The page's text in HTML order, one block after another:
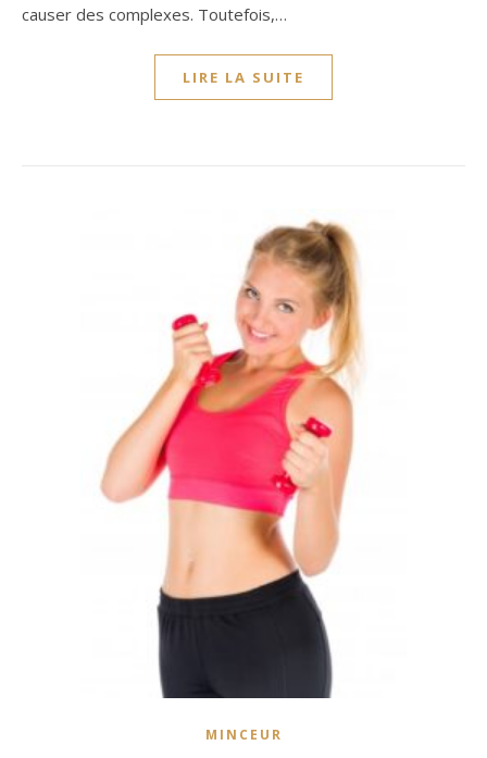
causer des complexes. Toutefois,…
LIRE LA SUITE
MINCEUR